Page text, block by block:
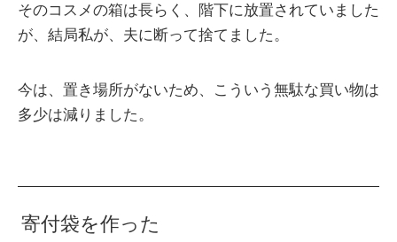
そのコスメの箱は長らく、階下に放置されていました
が、結局私が、夫に断って捨てました。
今は、置き場所がないため、こういう無駄な買い物は
多少は減りました。
寄付袋を作った